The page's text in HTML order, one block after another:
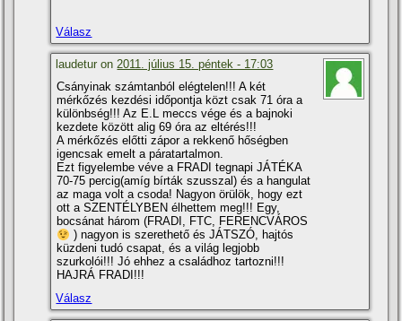
Válasz
laudetur on2011. július 15. péntek - 17:03
Csányinak számtanból elégtelen!!! A két
mérkőzés kezdési időpontja közt csak 71 óra a
különbség!!! Az E.L meccs vége és a bajnoki
kezdete között alig 69 óra az eltérés!!!
A mérkőzés előtti zápor a rekkenő hőségben
igencsak emelt a páratartalmon.
Ezt figyelembe véve a FRADI tegnapi JÁTÉKA
70-75 percig(amí­g bí­rták szusszal) és a hangulat
az maga volt a csoda! Nagyon örülök, hogy ezt
ott a SZENTÉLYBEN élhettem meg!!! Egy,
bocsánat három (FRADI, FTC, FERENCVÁROS
) nagyon is szerethető és JÁTSZÓ, hajtós
küzdeni tudó csapat, és a világ legjobb
szurkolói!!! Jó ehhez a családhoz tartozni!!!
HAJRÁ FRADI!!!
Válasz